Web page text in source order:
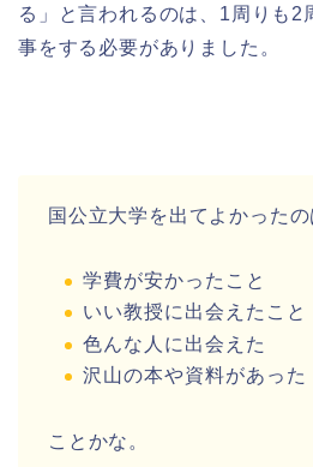
る」と言われるのは、1周りも2
事をする必要がありました。
国公立大学を出てよかったの
学費が安かったこと
いい教授に出会えたこと
色んな人に出会えた
沢山の本や資料があった
ことかな。